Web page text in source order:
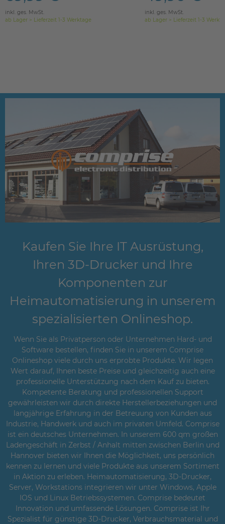
inkl. ges. MwSt.
ab Lager > Lieferzeit 1-3 Werktage
inkl. ges. MwSt.
ab Lager > Lieferzeit 1-3
Kaufen Sie Ihre IT Ausrüstung,
Ihren 3D-Drucker und Ihre
Komponenten zur
Heimautomatisierung in unserem
spezialisierten Onlineshop.
Wenn Sie als Privatperson oder Unternehmen Hard- und
Software bestellen, finden Sie in unserem Comprise
Onlineshop viele durch uns erprobte Produkte. Wir legen
Wert darauf, Ihnen beste Preise und gleichzeitig auch eine
professionelle Unterstützung nach dem Kauf zu bieten.
Kompetente Beratung und professionellen Support
gewährleisten wir durch direkte Herstellerbeziehungen und
langjährige Erfahrung in der Betreuung von Kunden aus
Industrie, Handwerk und auch im privaten Umfeld. Comprise
ist ein deutsches Unternehmen. In unserem 600 qm großen
Ladengeschäft in Zerbst / Anhalt mitten zwischen Berlin und
Hannover bieten wir Ihnen die Möglichkeit, uns persönlich
kennen zu lernen und viele Produkte aus unserem Sortiment
in Aktion zu erleben. Heimautomatisierung, 3D-Drucker,
Server, Workstations integrieren wir unter Windows, Apple
IOS und Linux Betriebssystemen. Comprise bedeutet
Innovation und umfassende Lösungen. Comprise ist Ihr
Spezialist für günstige 3D-Drucker, Verbrauchsmaterial und